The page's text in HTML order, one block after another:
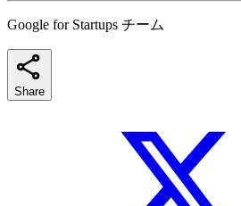
Google for Startups チーム
Share